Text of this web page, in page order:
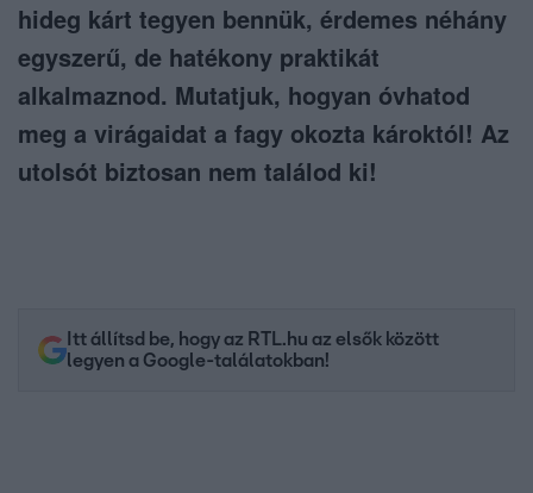
hideg kárt tegyen bennük, érdemes néhány
egyszerű, de hatékony praktikát
alkalmaznod. Mutatjuk, hogyan óvhatod
meg a virágaidat a fagy okozta károktól! Az
utolsót biztosan nem találod ki!
Itt állítsd be, hogy az RTL.hu az elsők között
legyen a Google-találatokban!